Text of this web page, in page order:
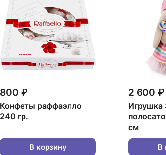
800 ₽
Конфеты раффаэлло
240 гр.
В корзину
2 600 ₽
Игрушка
см
В